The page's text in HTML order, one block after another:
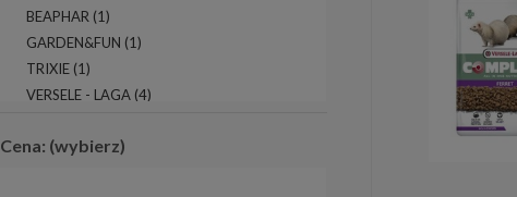
BEAPHAR (1)
GARDEN&FUN (1)
TRIXIE (1)
VERSELE - LAGA (4)
Cena: (wybierz)